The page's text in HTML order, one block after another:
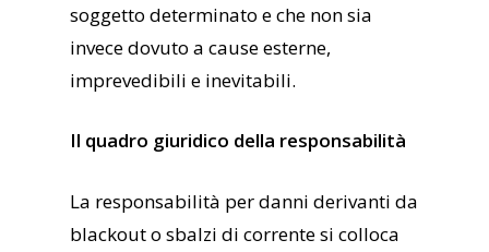
soggetto determinato e che non sia
invece dovuto a cause esterne,
imprevedibili e inevitabili.
Il quadro giuridico della responsabilità
La responsabilità per danni derivanti da
blackout o sbalzi di corrente si colloca